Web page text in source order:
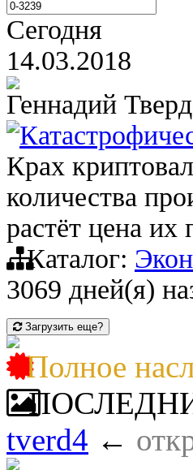
Сегодня
14.03.2018
Геннадий
Крах
количества
растёт цена их
Каталог:
3069 дней(я)
Загрузить еще?
Полное
tverd4 ←